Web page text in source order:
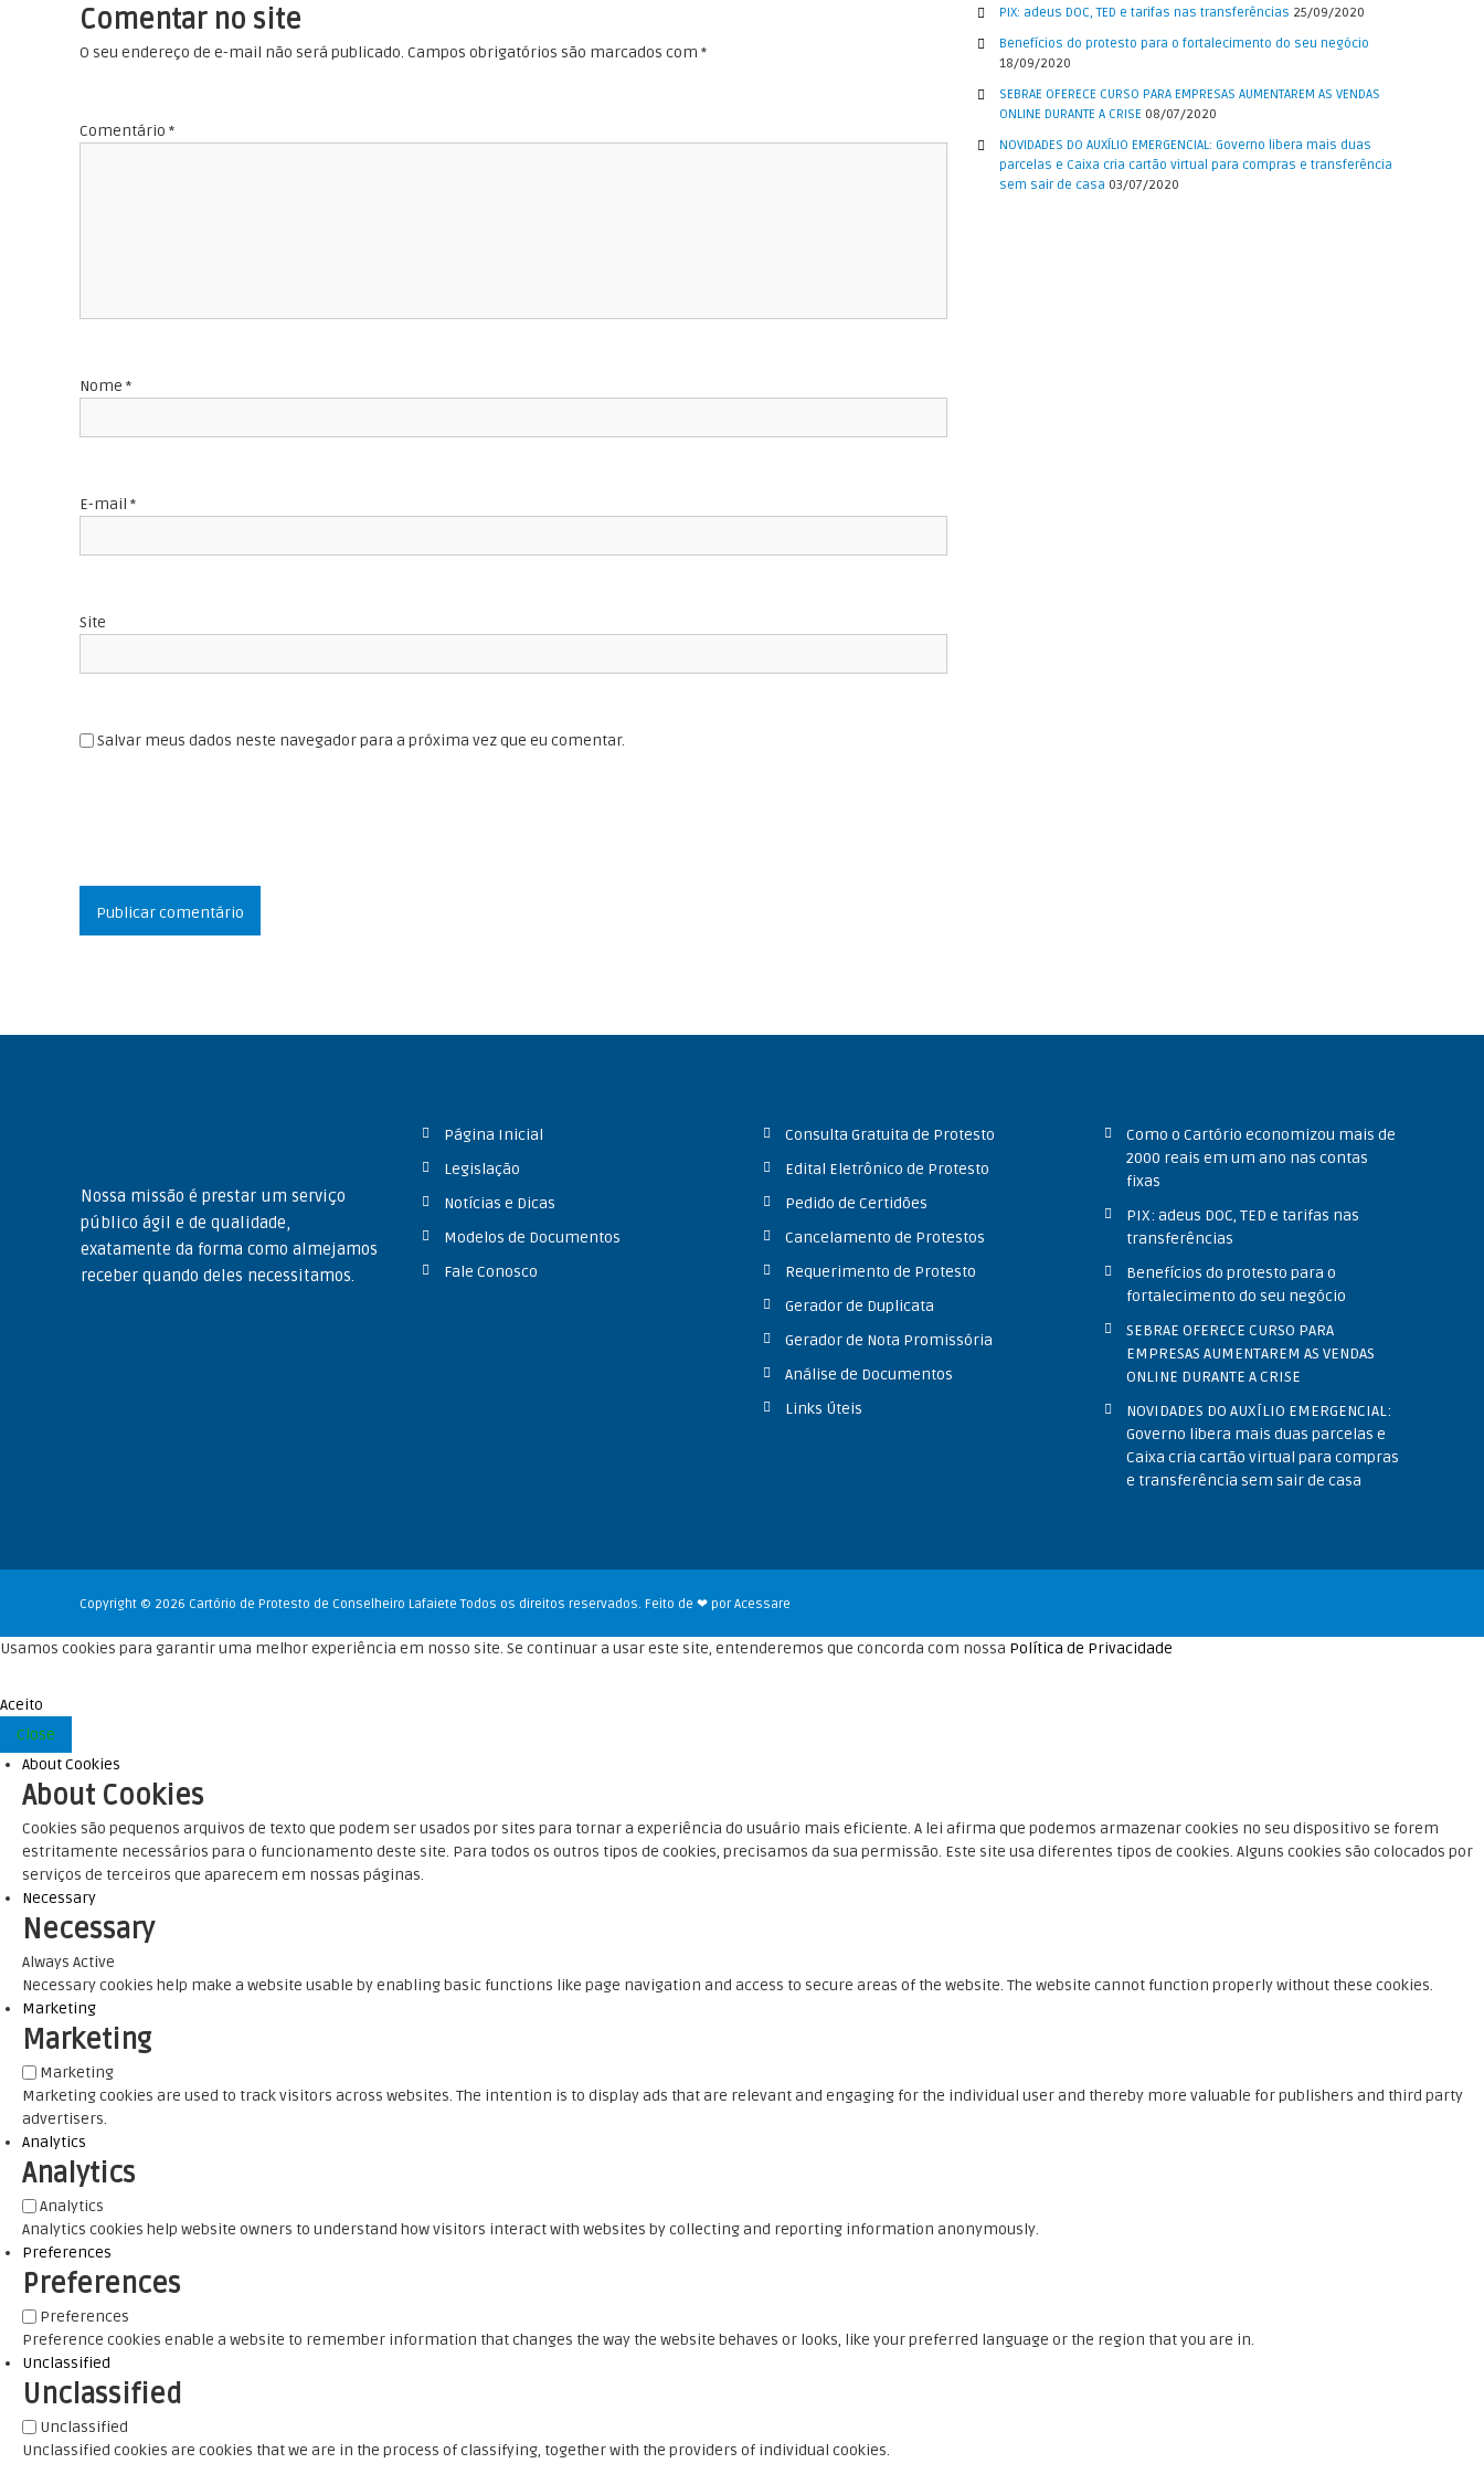
d
e
n
f
e
v
e
o
e
o
s
t
Comentar no site
O seu endereço de e-mail não será publicado. Campos obrigatórios são marcados com *
Comentário *
Nome *
E-mail *
Site
Salvar meus dados neste navegador para a próxima vez que eu comentar.
r
:
PIX: adeus DOC, TED e tarifas nas transferências 25/09/2020
Benefícios do protesto para o fortalecimento do seu negócio
18/09/2020
SEBRAE OFERECE CURSO PARA EMPRESAS AUMENTAREM AS VENDAS
ONLINE DURANTE A CRISE 08/07/2020
NOVIDADES DO AUXÍLIO EMERGENCIAL: Governo libera mais duas
parcelas e Caixa cria cartão virtual para compras e transferência
sem sair de casa 03/07/2020
Nossa missão é prestar um serviço
público ágil e de qualidade,
exatamente da forma como almejamos
receber quando deles necessitamos.
Página Inicial
Legislação
Notícias e Dicas
Modelos de Documentos
Fale Conosco
Consulta Gratuita de Protesto
Edital Eletrônico de Protesto
Pedido de Certidões
Cancelamento de Protestos
Requerimento de Protesto
Gerador de Duplicata
Gerador de Nota Promissória
Análise de Documentos
Links Úteis
Como o Cartório economizou mais de
2000 reais em um ano nas contas
fixas
PIX: adeus DOC, TED e tarifas nas
transferências
Benefícios do protesto para o
fortalecimento do seu negócio
SEBRAE OFERECE CURSO PARA
EMPRESAS AUMENTAREM AS VENDAS
ONLINE DURANTE A CRISE
NOVIDADES DO AUXÍLIO EMERGENCIAL:
Governo libera mais duas parcelas e
Caixa cria cartão virtual para compras
e transferência sem sair de casa
Copyright © 2026 Cartório de Protesto de Conselheiro Lafaiete Todos os direitos reservados. Feito de ❤ porAcessare
Usamos cookies para garantir uma melhor experiência em nosso site. Se continuar a usar este site, entenderemos que concorda com nossa Política de Privacidade
Aceito
Close
About Cookies
About Cookies
Cookies são pequenos arquivos de texto que podem ser usados ​​por sites para tornar a experiência do usuário mais eficiente. A lei afirma que podemos armazenar cookies no seu dispositivo se forem
estritamente necessários para o funcionamento deste site. Para todos os outros tipos de cookies, precisamos da sua permissão. Este site usa diferentes tipos de cookies. Alguns cookies são colocados por
serviços de terceiros que aparecem em nossas páginas.
Necessary
Necessary
Always Active
Necessary cookies help make a website usable by enabling basic functions like page navigation and access to secure areas of the website. The website cannot function properly without these cookies.
Marketing
Marketing
Marketing
Marketing cookies are used to track visitors across websites. The intention is to display ads that are relevant and engaging for the individual user and thereby more valuable for publishers and third party
advertisers.
Analytics
Analytics
Analytics
Analytics cookies help website owners to understand how visitors interact with websites by collecting and reporting information anonymously.
Preferences
Preferences
Preferences
Preference cookies enable a website to remember information that changes the way the website behaves or looks, like your preferred language or the region that you are in.
Unclassified
Unclassified
Unclassified
Unclassified cookies are cookies that we are in the process of classifying, together with the providers of individual cookies.